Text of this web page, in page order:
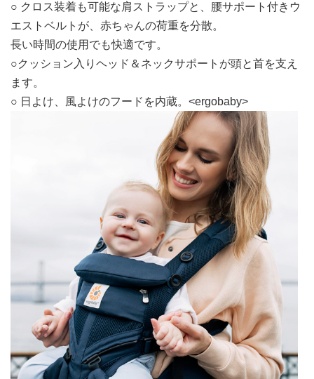
○ クロス装着も可能な肩ストラップと、腰サポート付きウ
エストベルトが、赤ちゃんの荷重を分散。
長い時間の使用でも快適です。
○クッション入りヘッド＆ネックサポートが頭と首を支え
ます。
○ 日よけ、風よけのフードを内蔵。<ergobaby>